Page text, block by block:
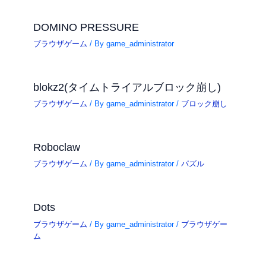
DOMINO PRESSURE
ブラウザゲーム / Bygame_administrator
blokz2(タイムトライアルブロック崩し)
ブラウザゲーム / Bygame_administrator/ ブロック崩し
Roboclaw
ブラウザゲーム / Bygame_administrator/パズル
Dots
ブラウザゲーム / Bygame_administrator/ ブラウザゲー
ム